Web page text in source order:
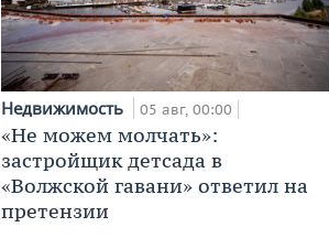
Недвижимость 05 авг, 00:00
«Не можем молчать»:
застройщик детсада в
«Волжской гавани» ответил на
претензии